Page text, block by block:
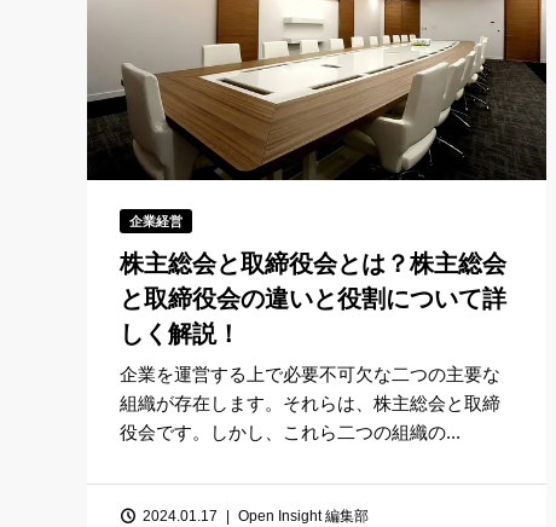
企業経営
株主総会と取締役会とは？株主総会
と取締役会の違いと役割について詳
しく解説！
企業を運営する上で必要不可欠な二つの主要な
組織が存在します。それらは、株主総会と取締
役会です。しかし、これら二つの組織の...
2024.01.17 Open Insight 編集部